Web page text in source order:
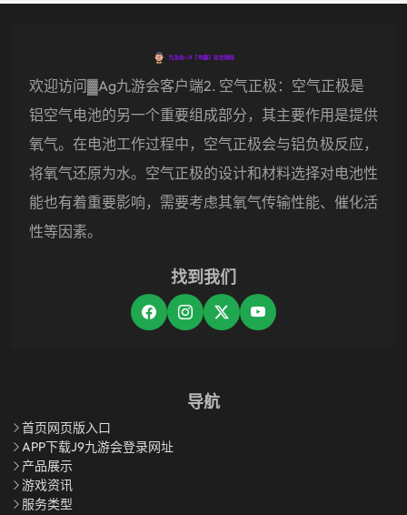
欢迎访问▓ag九游会客户端2. 空气正极：空气正极是
铝空气电池的另一个重要组成部分，其主要作用是提供
氧气。在电池工作过程中，空气正极会与铝负极反应，
将氧气还原为水。空气正极的设计和材料选择对电池性
能也有着重要影响，需要考虑其氧气传输性能、催化活
性等因素。
找到我们
导航
首页网页版入口
APP下载j9九游会登录网址
产品展示
游戏资讯
服务类型